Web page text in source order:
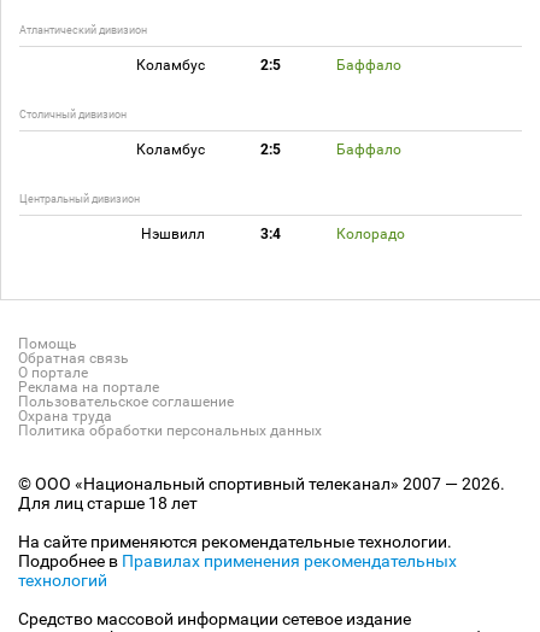
Атлантический дивизион
Коламбус 2:5 Баффало
Столичный дивизион
Коламбус 2:5 Баффало
Центральный дивизион
Нэшвилл 3:4 Колорадо
Помощь
Обратная связь
О портале
Реклама на портале
Пользовательское соглашение
Охрана труда
Политика обработки персональных данных
© ООО «Национальный спортивный телеканал» 2007 — 2026.
Для лиц старше 18 лет
На сайте применяются рекомендательные технологии.
Подробнее в Правилах применения рекомендательных
технологий
Средство массовой информации сетевое издание